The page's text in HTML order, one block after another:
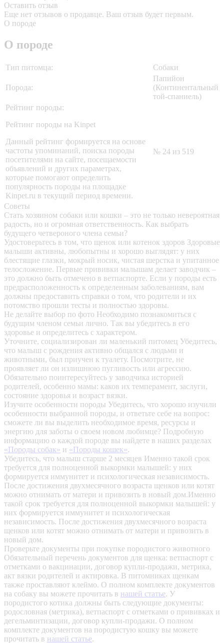
Оставить отзыв
Еще нет отзывов о продавце. Ваш отзыв будет первым.
О породе
О породе
Тип питомца: Собаки
Порода:
Папийон
(Континентальный
той-спаниель)
Рейтинг породы:
Рейтинг породы на Kinpet
Данный рейтинг формируется на основе
частоты упоминаний, поиска породы
посетителями на сайте, посещаемости
объявлений и других параметрах,
которые помогают определить
популярность породы на площадке
Kinpet.ru в текущий период времени.
№ 24 из 519
Советы
Стать хозяином собаки или кошки – это не только невероятная
радость, но и огромная ответственность. Как выбрать
будущего четвероного члена семьи?
Удостоверьтесь в том, что щенок или котенок здоров Здоровые
малыши активны, любопытны и хорошо выглядят: у них
блестящие глазки, мокрый носик, чистая шерстка и упитанное
телосложение. Первые прививки малышам делает заводчик –
это должно быть отмечено в ветпаспорте. Если у породы есть
предрасположенность к определенным заболеваниям, вам
должны предоставить справки о том, что родители и их
потомство прошли тесты и полностью здоровы.
Не делайте выбор по фото Необходимо познакомиться с
будущим членом семьи лично. Так вы убедитесь в его
здоровье и определитесь с характером.
Уточните, социализирован ли маленький питомец Убедитесь,
что малыш с рождения активно общался с людьми и
животными, был приучен к туалету. Посмотрите, не
проявляет ли он излишнюю пугливость или агрессию.
Обязательно поинтересуйтесь у заводчика историей
родителей, особенно мамы: каков их темперамент, заслуги,
состояние здоровья и возраст вязки.
Изучите особенности породы Убедитесь, что хорошо изучили
особенности выбранной породы, и ответьте себе на вопрос:
сможете ли вы выделить необходимое время, ресурсы и
энергию для заботы о своем новом любимце? Подробную
информацию о каждой породе вы найдете в наших разделах
«Породы собак» и «Породы кошек».
Убедитесь, что малыш старше 2 месяцев Именно такой срок
требуется для полноценной выкормки малышей: у них
формируется иммунитет и психологическая независимость.
После достижения двухмесячного возраста щенков или котят
можно отнимать от матери и привозить в новый дом.Именно
такой срок требуется для полноценной выкормки малышей: у
них формируется иммунитет и психологическая
независимость. После достижения двухмесячного возраста
щенков или котят можно отнимать от матери и привозить в
новый дом.
Проверьте документы при покупке породистого животного
Обязательный перечень документов для щенка: ветпаспорт с
отметками о вакцинации, договор купли-продажи, метрика,
акт вязки родителей и актировка. В питомниках щенкам
также проставляют клеймо. О полном комплекте документов
на собаку вы можете прочитать в нашей статье. У
породистого котика должны быть следующие документы:
родословная (метрика), ветпаспорт с отметками о прививках и
дегельминтизации, договор купли-продажи. О полном
комплекте документов на породистую кошку вы можете
прочитать в нашей статье.